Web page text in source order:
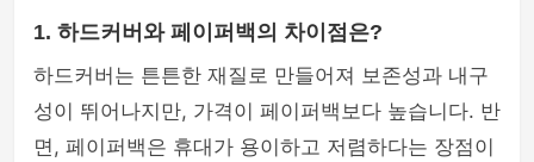
1. 하드커버와 페이퍼백의 차이점은?
하드커버는 튼튼한 재질로 만들어져 보존성과 내구
성이 뛰어나지만, 가격이 페이퍼백보다 높습니다. 반
면, 페이퍼백은 휴대가 용이하고 저렴하다는 장점이